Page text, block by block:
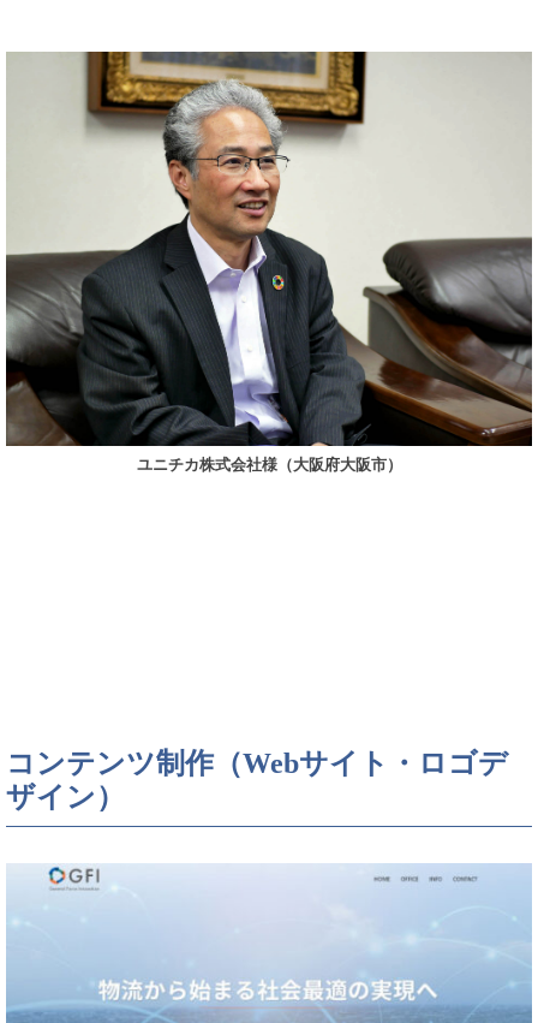
ユニチカ株式会社様（大阪府大阪市）
コンテンツ制作（Webサイト・ロゴデ
ザイン）